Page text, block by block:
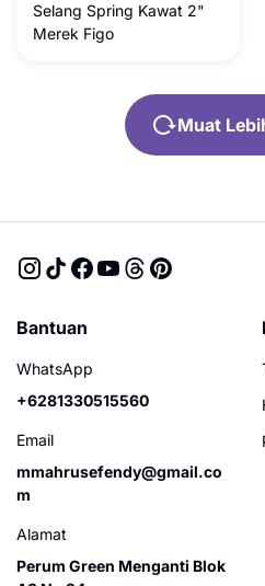
Selang Spring Kawat 2"
Merek Figo
Muat
Bantuan
WhatsApp
+6281330515560
Email
mmahrusefendy@gmail.co
m
Alamat
Perum Green Menganti Blok